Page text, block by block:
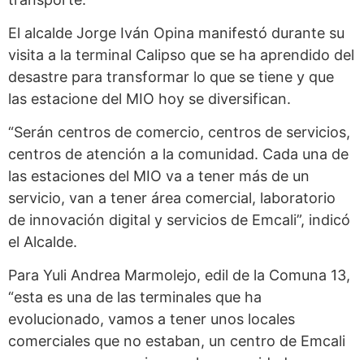
El alcalde Jorge Iván Opina manifestó durante su
visita a la terminal Calipso que se ha aprendido del
desastre para transformar lo que se tiene y que
las estacione del MIO hoy se diversifican.
“Serán centros de comercio, centros de servicios,
centros de atención a la comunidad. Cada una de
las estaciones del MIO va a tener más de un
servicio, van a tener área comercial, laboratorio
de innovación digital y servicios de Emcali”, indicó
el Alcalde.
Para Yuli Andrea Marmolejo, edil de la Comuna 13,
“esta es una de las terminales que ha
evolucionado, vamos a tener unos locales
comerciales que no estaban, un centro de Emcali